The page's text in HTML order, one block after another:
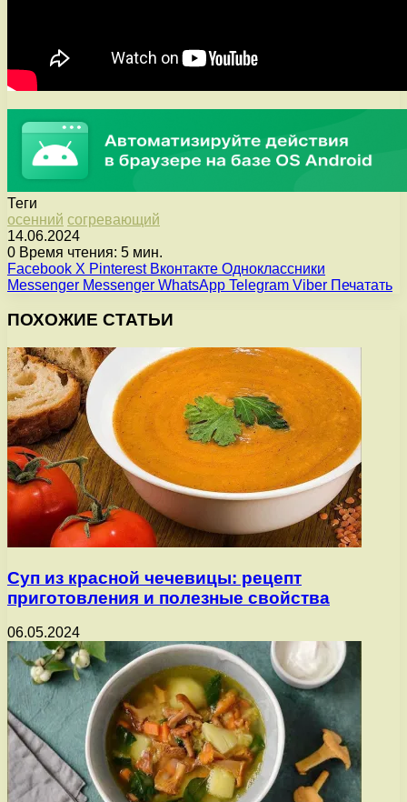
Теги
осенний согревающий
14.06.2024
0 Время чтения: 5 мин.
Facebook X Pinterest Вконтакте Одноклассники
Messenger Messenger WhatsApp Telegram Viber Печатать
ПОХОЖИЕ СТАТЬИ
Суп из красной чечевицы: рецепт
приготовления и полезные свойства
06.05.2024